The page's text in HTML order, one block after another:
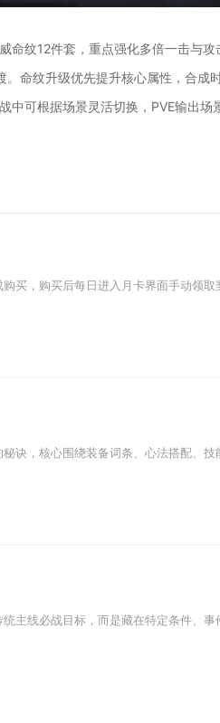
命纹12件套，重点强化多倍一击与
命纹升级优先提升核心属性，合成
可根据场景灵活切换，PVE输出场
买，购买后每日进入月卡界面手动领
诀，核心围绕装备词条、心法搭配、
主线必战目标，而是藏在特定条件、